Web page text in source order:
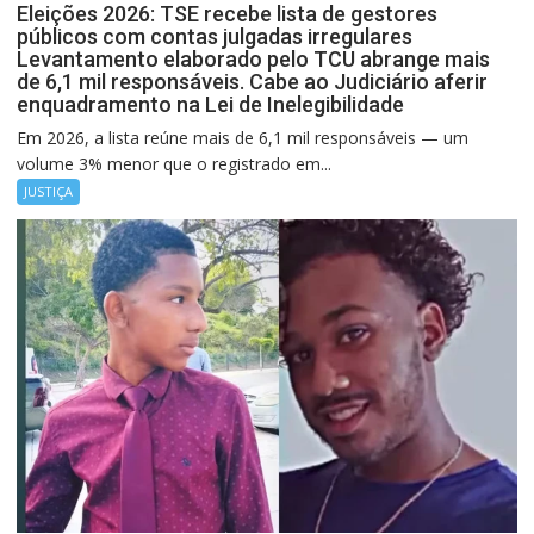
Eleições 2026: TSE recebe lista de gestores
públicos com contas julgadas irregulares
Levantamento elaborado pelo TCU abrange mais
de 6,1 mil responsáveis. Cabe ao Judiciário aferir
enquadramento na Lei de Inelegibilidade
Em 2026, a lista reúne mais de 6,1 mil responsáveis — um
volume 3% menor que o registrado em...
JUSTIÇA